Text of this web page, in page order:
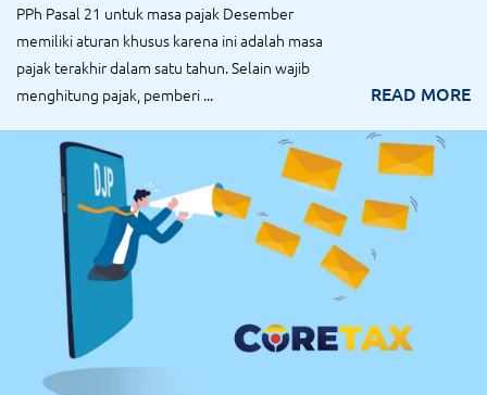
PPh Pasal 21 untuk masa pajak Desember
memiliki aturan khusus karena ini adalah masa
pajak terakhir dalam satu tahun. Selain wajib
menghitung pajak, pemberi ...
READ MORE